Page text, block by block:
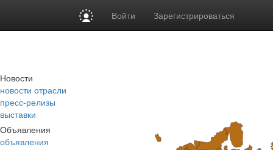
Войти Зарегистрироваться
Новости
новости отрасли
пресс-релизы
выставки
Объявления
объявления